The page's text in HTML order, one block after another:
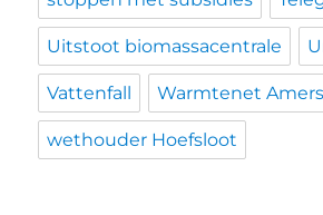
Uitstoot biomassacentrale
Vattenfall Warmtenet
wethouder Hoefsloot